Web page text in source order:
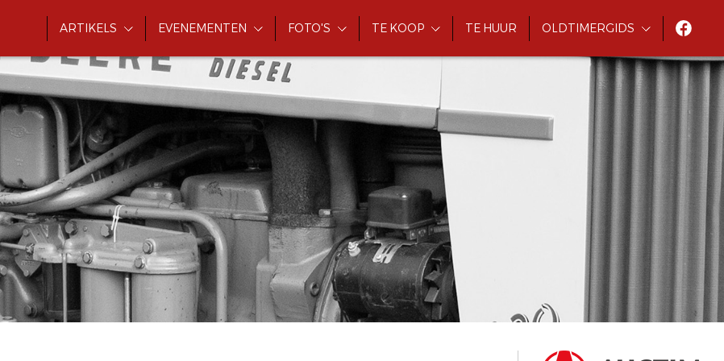
ARTIKELS EVENEMENTEN FOTO'S TE KOOP TE HUUR OLDTIMERGIDS